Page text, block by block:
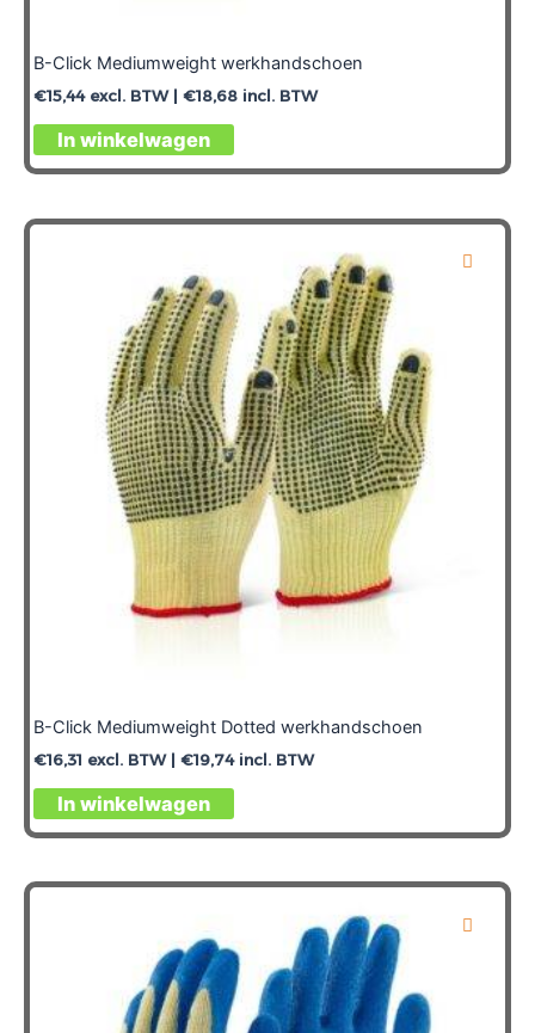
B-Click Mediumweight werkhandschoen
€15,44excl. BTW | €18,68 incl. BTW
In winkelwagen
Dit
product
meerdere
optie
kan
gekozen
worden
op
de
productpagina
B-Click Mediumweight Dotted werkhandschoen
€16,31 excl. BTW | €19,74incl. BTW
In winkelwagen
Dit
product
meerdere
optie
kan
gekozen